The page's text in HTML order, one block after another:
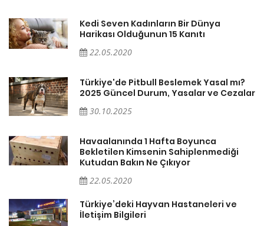
Kedi Seven Kadınların Bir Dünya
Harikası Olduğunun 15 Kanıtı
22.05.2020
Türkiye'de Pitbull Beslemek Yasal mı?
2025 Güncel Durum, Yasalar ve Cezalar
30.10.2025
Havaalanında 1 Hafta Boyunca
Bekletilen Kimsenin Sahiplenmediği
Kutudan Bakın Ne Çıkıyor
22.05.2020
Türkiye’deki Hayvan Hastaneleri ve
İletişim Bilgileri